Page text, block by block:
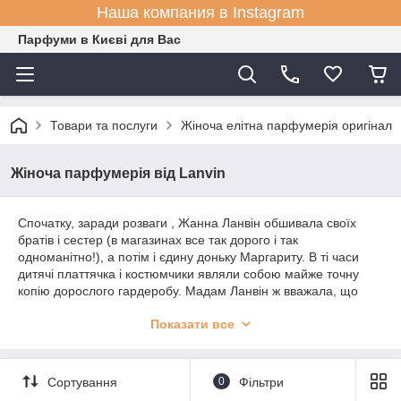
Наша компания в Instagram
Парфуми в Києві для Вас
Товари та послуги Жіноча елітна парфумерія оригінал
Жіноча парфумерія від Lanvin
Спочатку, заради розваги , Жанна Ланвін обшивала своїх
братів і сестер (в магазинах все так дорого і так
одноманітно!), а потім і єдину доньку Маргариту. В ті часи
дитячі платтячка і костюмчики являли собою майже точну
копію дорослого гардеробу. Мадам Ланвін ж вважала, що
Саме завдяки коханому дитині в хорошій одязі, замеченному
оглушливий успіх і слава першої модистки. Незабаром на
Жанну з усіх боків посипалися замовлення. Потім у пані
Ланвін почали одягатися і її мами маленьких клієнток, і
Показати все
Сортування 0 Фільтри